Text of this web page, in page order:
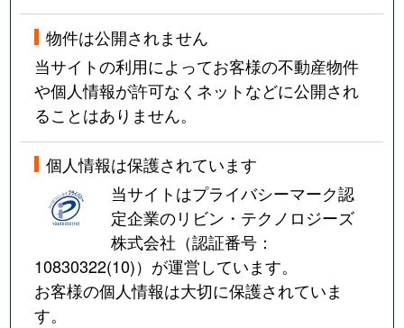
物件は公開されません
当サイトの利用によってお客様の不動産物件
や個人情報が許可なくネットなどに公開され
ることはありません。
個人情報は保護されています
当サイトはプライバシーマーク認
定企業のリビン・テクノロジーズ
株式会社（認証番号：
10830322(10)）が運営しています。
お客様の個人情報は大切に保護されていま
す。